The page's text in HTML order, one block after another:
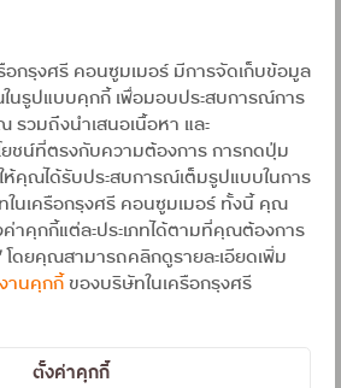
อกรุงศรี คอนซูมเมอร์ มีการจัดเก็บข้อมูล
นรูปแบบคุกกี้ เพื่อมอบประสบการณ์การ
รวมถึงนำเสนอเนื้อหา และ
ยชน์ที่ตรงกับความต้องการ การกดปุ่ม
ห้คุณได้รับประสบการณ์เต็มรูปแบบในการ
ในเครือกรุงศรี คอนซูมเมอร์ ทั้งนี้ คุณ
าคุกกี้แต่ละประเภทได้ตามที่คุณต้องการ
โดยคุณสามารถคลิกดูรายละเอียดเพิ่ม
านคุกกี้ ของบริษัทในเครือกรุงศรี
ตั้งค่าคุกกี้
ายบริการลูกค้าได้รับเรื่องด้วยความ
ข้อมูลอย่างละเอียด พบว่ามี
ประการในข้อมูลที่ส่งเข้าระบบ ซึ่งส่ง
มารถดำเนินการได้โดยอัตโนมัติ เจ้า
เพียงข้อผิดพลาดทางเทคนิค แต่กลับ
จ ที่ลูกค้าอาจกำลังเผชิญอยู่
นการณ์ และความตั้งใจที่จะดูแลให้ดี
สานงานกับทีมที่เกี่ยวข้อง ตรวจสอบ
กขั้นตอน และติดตามผลอย่างต่อ
ต่รายละเอียดเล็กน้อย ทุกการกระ
องการบริการ ไม่ใช่แค่การแก้ไข
ในความรู้สึกของลูกค้า และมุ่งมั่นที่
ลงด้วยความสบายใจ